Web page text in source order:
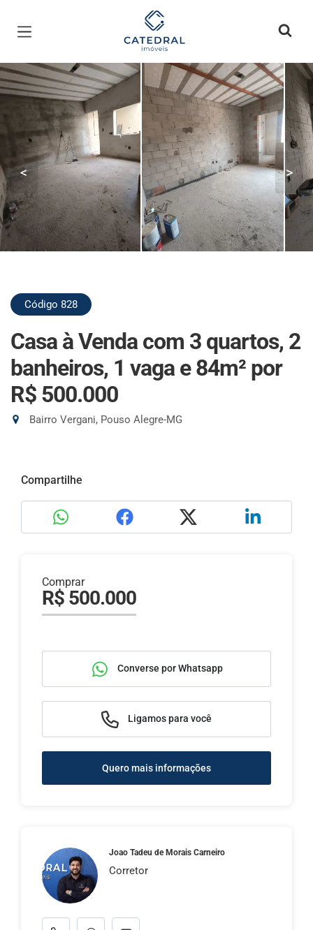
Página inicial
< >
Código 828
Casa à Venda com 3 quartos, 2
banheiros, 1 vaga e 84m² por
R$ 500.000
Bairro Vergani, Pouso Alegre-MG
Compartilhe
Comprar
R$ 500.000
Converse por Whatsapp
Ligamos para você
Quero mais informações
Joao Tadeu de Morais Carneiro
Corretor